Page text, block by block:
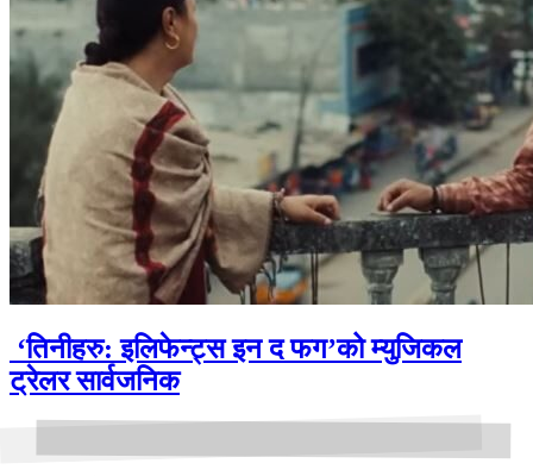
‘तिनीहरु: इलिफेन्ट्स इन द फग’को म्युजिकल
ट्रेलर सार्वजनिक